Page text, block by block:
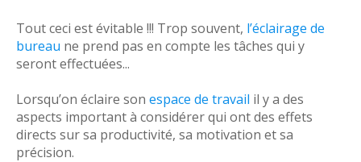
Tout ceci est évitable !!! Trop souvent, l’éclairage de
bureau ne prend pas en compte les tâches qui y
seront effectuées...
Lorsqu’on éclaire son espace de travail il y a des
aspects important à considérer qui ont des effets
directs sur sa productivité, sa motivation et sa
précision.